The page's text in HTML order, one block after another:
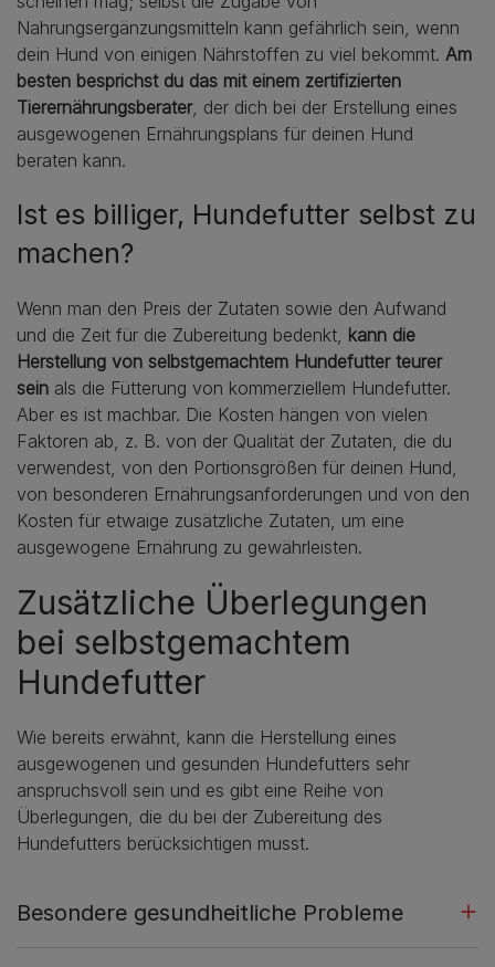
Nahrungsergänzungsmitteln kann gefährlich sein, wenn
dein Hund von einigen Nährstoffen zu viel bekommt. Am
besten besprichst du das mit einem zertifizierten
Tierernährungsberater, der dich bei der Erstellung eines
ausgewogenen Ernährungsplans für deinen Hund
beraten kann.
Ist es billiger, Hundefutter selbst zu
machen?
Wenn man den Preis der Zutaten sowie den Aufwand
und die Zeit für die Zubereitung bedenkt, kann die
Herstellung von selbstgemachtem Hundefutter teurer
sein als die Fütterung von kommerziellem Hundefutter.
Aber es ist machbar. Die Kosten hängen von vielen
Faktoren ab, z. B. von der Qualität der Zutaten, die du
verwendest, von den Portionsgrößen für deinen Hund,
von besonderen Ernährungsanforderungen und von den
Kosten für etwaige zusätzliche Zutaten, um eine
ausgewogene Ernährung zu gewährleisten.
Zusätzliche Überlegungen
bei selbstgemachtem
Hundefutter
Wie bereits erwähnt, kann die Herstellung eines
ausgewogenen und gesunden Hundefutters sehr
anspruchsvoll sein und es gibt eine Reihe von
Überlegungen, die du bei der Zubereitung des
Hundefutters berücksichtigen musst.
Besondere gesundheitliche Probleme